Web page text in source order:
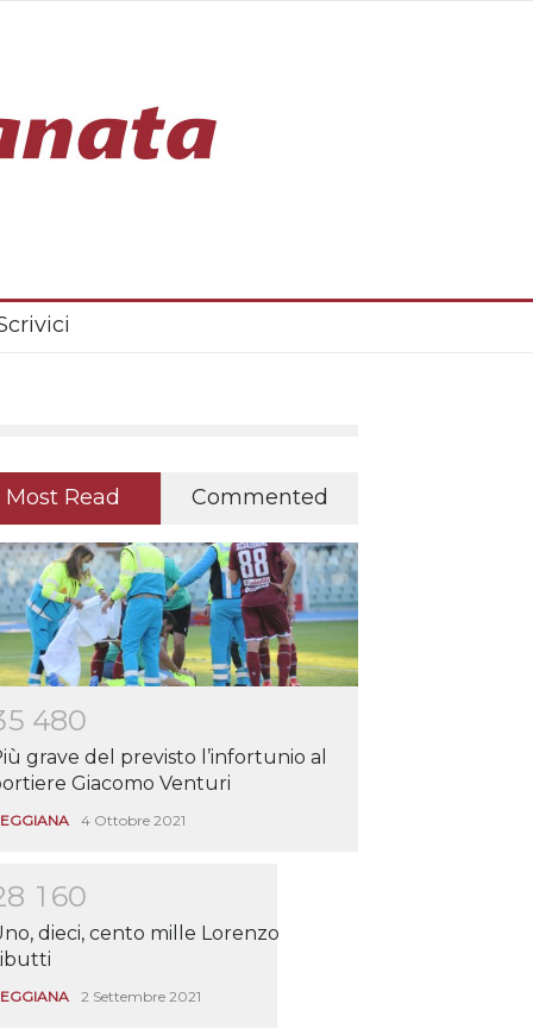
Most Read Commented
5 480
grave del previsto l’infortunio al
Giacomo Venturi
4 Ottobre 2021
8 1 60
dieci, cento mille Lorenzo
2 Settembre 2021